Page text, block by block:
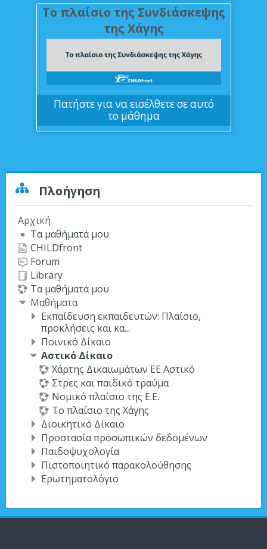
Το πλαίσιο της Συνδιάσκεψης
της Χάγης
Πατήστε για να εισέλθετε σε αυτό
το μάθημα
Πλοήγηση
Αρχική
Τα μαθήματά μου
CHILDfront
Forum
Library
Τα μαθήματά μου
Μαθήματα
Εκπαίδευση εκπαιδευτών: Πλαίσιο,
προκλήσεις και κα...
Ποινικό Δίκαιο
Αστικό Δίκαιο
Χάρτης Δικαιωμάτων ΕΕ Αστικό
Στρες και παιδικό τραύμα
Nομικό πλαίσιο της E.E.
Το πλαίσιο της Χάγης
Διοικητικό Δίκαιο
Προστασία προσωπικών δεδομένων
Παιδοψυχολογία
Πιστοποιητικό παρακολούθησης
Ερωτηματολόγιο